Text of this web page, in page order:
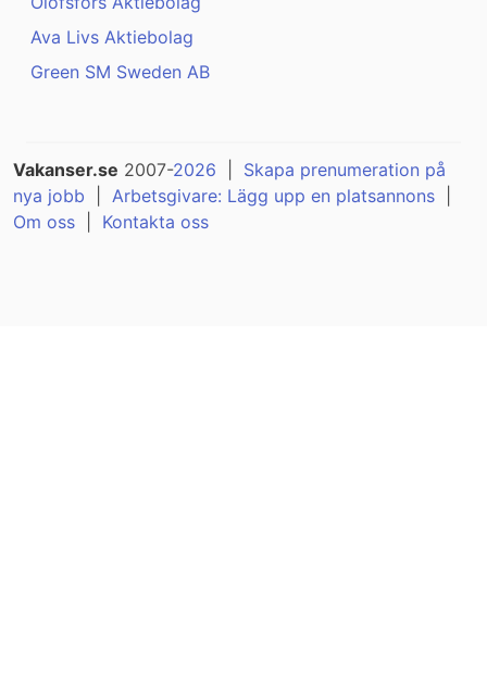
Ava Livs Aktiebolag
Green SM Sweden AB
Vakanser.se 2007-2026
Skapa prenumeration på
nya jobb
Arbetsgivare: Lägg upp en platsannons
Om oss
Kontakta oss